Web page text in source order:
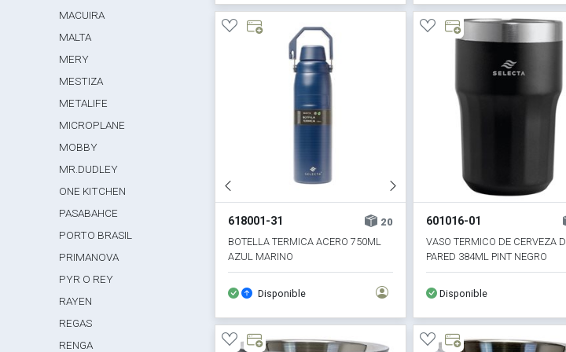
MACUIRA
MALTA
MERY
MESTIZA
METALIFE
MICROPLANE
MOBBY
MR.DUDLEY
ONE KITCHEN
PASABAHCE
PORTO BRASIL
PRIMANOVA
PYR O REY
RAYEN
REGAS
RENGA
618001-31
20
BOTELLA TERMICA ACERO 750ML
AZUL MARINO
Disponible
601016-01
VASO TERMICO DE CERVEZA D.
PARED 384ML PINT NEGRO
Disponible